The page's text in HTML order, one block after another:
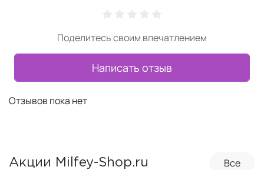
Поделитесь своим впечатлением
Написать отзыв
Отзывов пока нет
Акции Milfey-Shop.ru Все